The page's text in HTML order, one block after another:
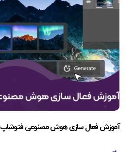
آموزش فعال سازی هوش مصنوعی فتوشاپ